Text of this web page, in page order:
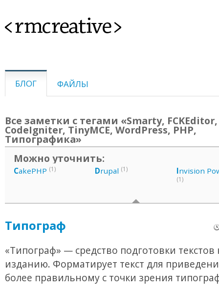
<rmcreative>
БЛОГ ФАЙЛЫ
Все заметки с тегами «Smarty, FCKEditor,
CodeIgniter, TinyMCE, WordPress, PHP,
Типографика»
Можно уточнить:
CakePHP (1) Drupal (1) Invision
(1)
Типограф
«Типограф» — средство подготовки текстов
изданию. Форматирует текст для
более правильному с точки зрения